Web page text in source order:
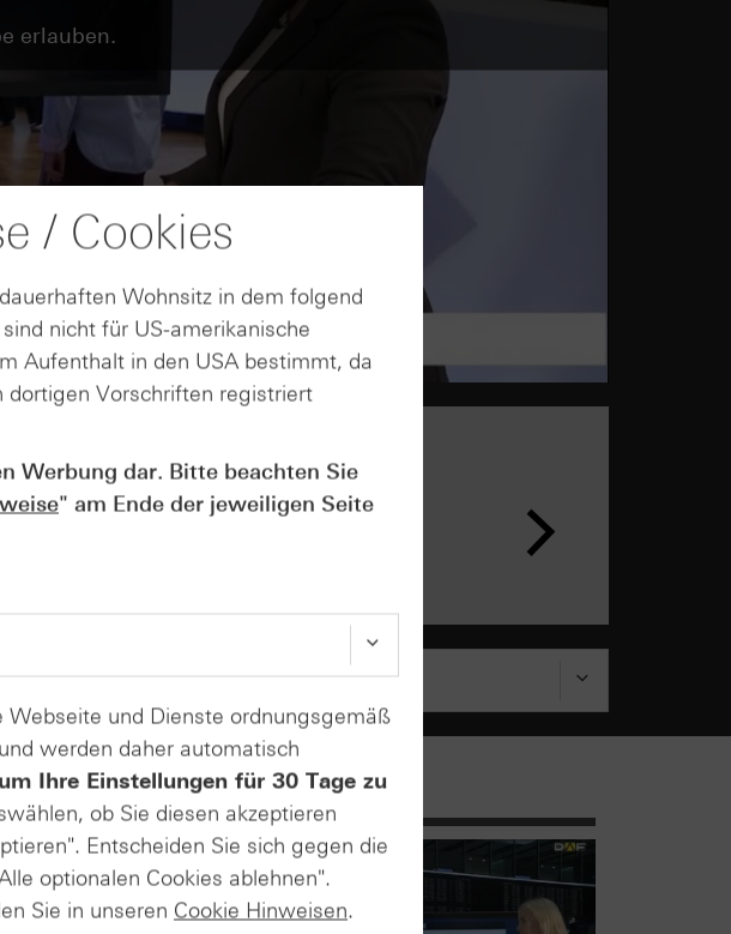
erlauben.
DAX® in
Zertifikate
/ Cookies
Wohnsitz in dem folgend
nicht für US-amerikanische
Aufenthalt in den USA bestimmt, da
Vorschriften registriert
Werbung dar. Bitte beachten Sie
" am Ende der jeweiligen Seite
und Dienste ordnungsgemäß
werden daher automatisch
Ihre Einstellungen für 30 Tage zu
ob Sie diesen akzeptieren
Entscheiden Sie sich gegen die
optionalen Cookies ablehnen".
Sie in unseren Cookie Hinweisen.